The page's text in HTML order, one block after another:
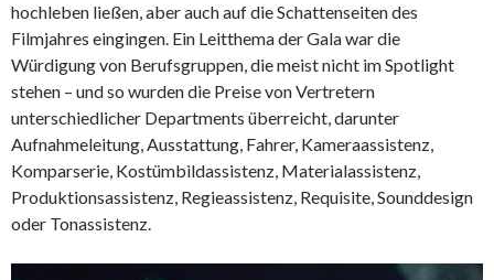
hochleben ließen, aber auch auf die Schattenseiten des
Filmjahres eingingen. Ein Leitthema der Gala war die
Würdigung von Berufsgruppen, die meist nicht im Spotlight
stehen – und so wurden die Preise von Vertretern
unterschiedlicher Departments überreicht, darunter
Aufnahmeleitung, Ausstattung, Fahrer, Kameraassistenz,
Komparserie, Kostümbildassistenz, Materialassistenz,
Produktionsassistenz, Regieassistenz, Requisite, Sounddesign
oder Tonassistenz.